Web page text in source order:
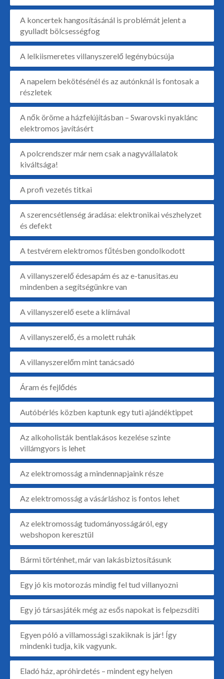
A koncertek hangosításánál is problémát jelent a
gyulladt bölcsességfog
A lelkiismeretes villanyszerelő legénybúcsúja
A napelem bekötésénél és az autónknál is fontosak a
részletek
A nők öröme a házfelújításban – Swarovski nyaklánc
elektromos javításért
A polcrendszer már nem csak a nagyvállalatok
kiváltsága!
A profi vezetés titkai
A szerencsétlenség áradása: elektronikai vészhelyzet
és defekt
A testvérem elektromos fűtésben gondolkodott
A villanyszerelő édesapám és az e-tanusitas.eu
mindenben a segítségünkre van
A villanyszerelő esete a klímával
A villanyszerelő, és a molett ruhák
A villanyszerelőm mint tanácsadó
Áram és fejlődés
Autóbérlés közben kaptunk egy tuti ajándéktippet
Az alkoholisták bentlakásos kezelése szinte
villámgyors is lehet
Az elektromosság a mindennapjaink része
Az elektromosság a vásárláshoz is fontos lehet
Az elektromosság tudományosságáról, egy
webshopon keresztül
Bármi történhet, már van lakásbiztosításunk
Egy jó kis motorozás mindig fel tud villanyozni
Egy jó társasjáték még az esős napokat is felpezsdíti
Egyen póló a villamossági szakiknak is jár! Így
mindenki tudja, kik vagyunk.
Eladó ház, apróhirdetés – mindent egy helyen